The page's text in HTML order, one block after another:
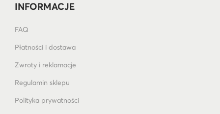
INFORMACJE
FAQ
Płatności i dostawa
Zwroty i reklamacje
Regulamin sklepu
Polityka prywatności